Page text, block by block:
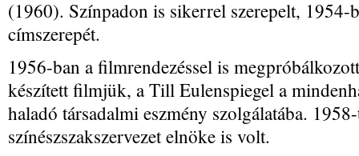
(1960). Színpadon is sikerrel szerepelt, 1954-
címszerepét.
1956-ban a filmrendezéssel is
készített filmjük, a Till Eulenspiegel a
haladó társadalmi eszmény szolgálatába.
színészszakszervezet elnöke is volt.